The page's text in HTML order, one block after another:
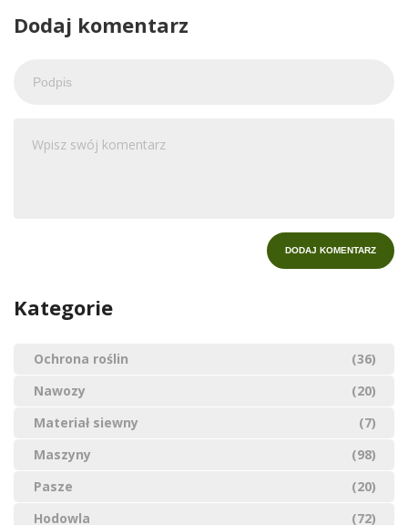
Dodaj komentarz
Kategorie
Ochrona roślin
(36)
Nawozy
(20)
Materiał siewny
(7)
Maszyny
(98)
Pasze
(20)
Hodowla
(72)